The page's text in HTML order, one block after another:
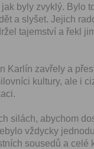
byly zvyk­lý. Bylo
a slyšet. Jejich
tajem­ství a řekl
Kar­lín zavře­ly a
kul­tu­ry, ale i
silách, aby­chom
vždy­cky
sousedů a celé